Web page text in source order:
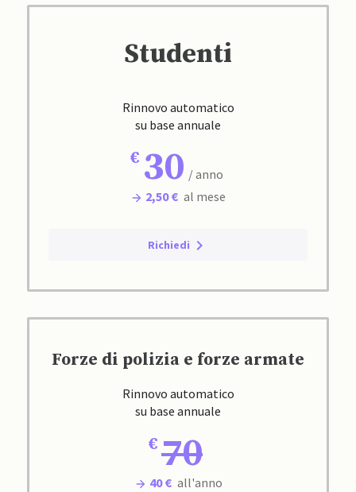
Studenti
Rinnovo automatico
su base annuale
30 / anno
2,50 € al mese
Richiedi
Forze di polizia e forze armate
Rinnovo automatico
su base annuale
70
40 € all'anno